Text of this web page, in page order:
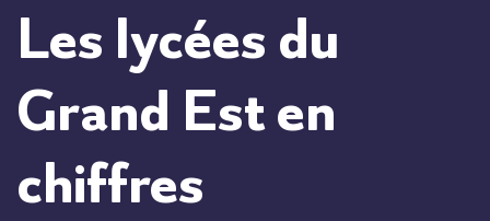
Les lycées du
Grand Est en
chiffres